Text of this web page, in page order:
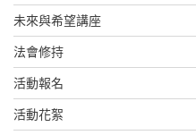
未來與希望講座
法會修持
活動報名
活動花絮